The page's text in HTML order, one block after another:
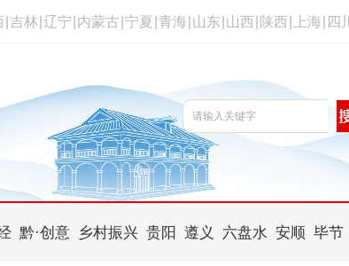
吉林 辽宁 内蒙古 宁夏 青海 山东 山西 陕西 上海 四川
黔·创意 乡村振兴 贵阳 遵义 六盘水 安顺 毕节